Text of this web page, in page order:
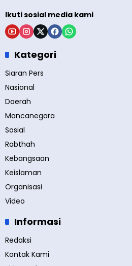
Ikuti sosial media kami
Kategori
Siaran Pers
Nasional
Daerah
Mancanegara
Sosial
Rabthah
Kebangsaan
Keislaman
Organisasi
Video
Informasi
Redaksi
Kontak Kami